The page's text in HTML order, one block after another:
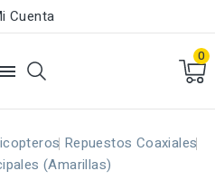
Cuenta

0
Repuestos Coaxiales
(Amarillas)